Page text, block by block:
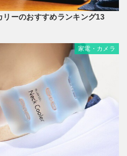
リーのおすすめランキング13
家電・カメラ